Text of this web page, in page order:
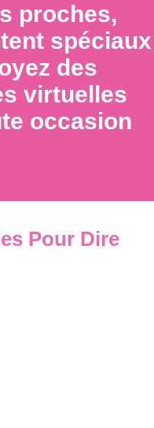
proches,
spéciaux
des
virtuelles
occasion
Pour Dire